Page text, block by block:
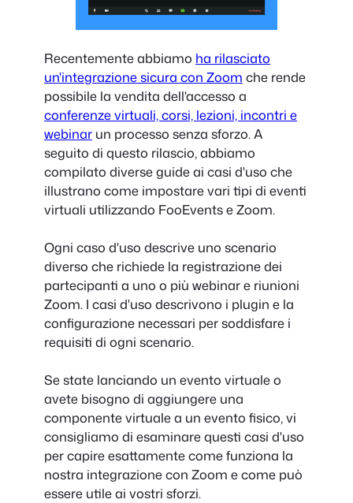
Recentemente abbiamo ha rilasciato
un'integrazione sicura con Zoom che rende
possibile la vendita dell'accesso a
conferenze virtuali, corsi, lezioni, incontri e
webinar un processo senza sforzo. A
seguito di questo rilascio, abbiamo
compilato diverse guide ai casi d'uso che
illustrano come impostare vari tipi di eventi
virtuali utilizzando FooEvents e Zoom.
Ogni caso d'uso descrive uno scenario
diverso che richiede la registrazione dei
partecipanti a uno o più webinar e riunioni
Zoom. I casi d'uso descrivono i plugin e la
configurazione necessari per soddisfare i
requisiti di ogni scenario.
Se state lanciando un evento virtuale o
avete bisogno di aggiungere una
componente virtuale a un evento fisico, vi
consigliamo di esaminare questi casi d'uso
per capire esattamente come funziona la
nostra integrazione con Zoom e come può
essere utile ai vostri sforzi.